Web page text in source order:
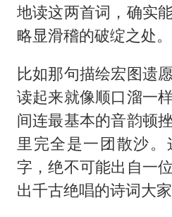
地读这两首词，确实
略显滑稽的破绽之处。
比如那句描绘宏图遗
读起来就像顺口溜一
间连最基本的音韵顿
里完全是一团散沙
字，绝不可能出自一
出千古绝唱的诗词大家